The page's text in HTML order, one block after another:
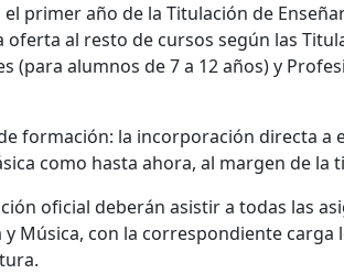
primer año de la Titulación de
oferta al resto de cursos según las
(para alumnos de 7 a 12 años) y
formación: la incorporación directa a
como hasta ahora, al margen de la
oficial deberán asistir a todas las
y Música, con la correspondiente